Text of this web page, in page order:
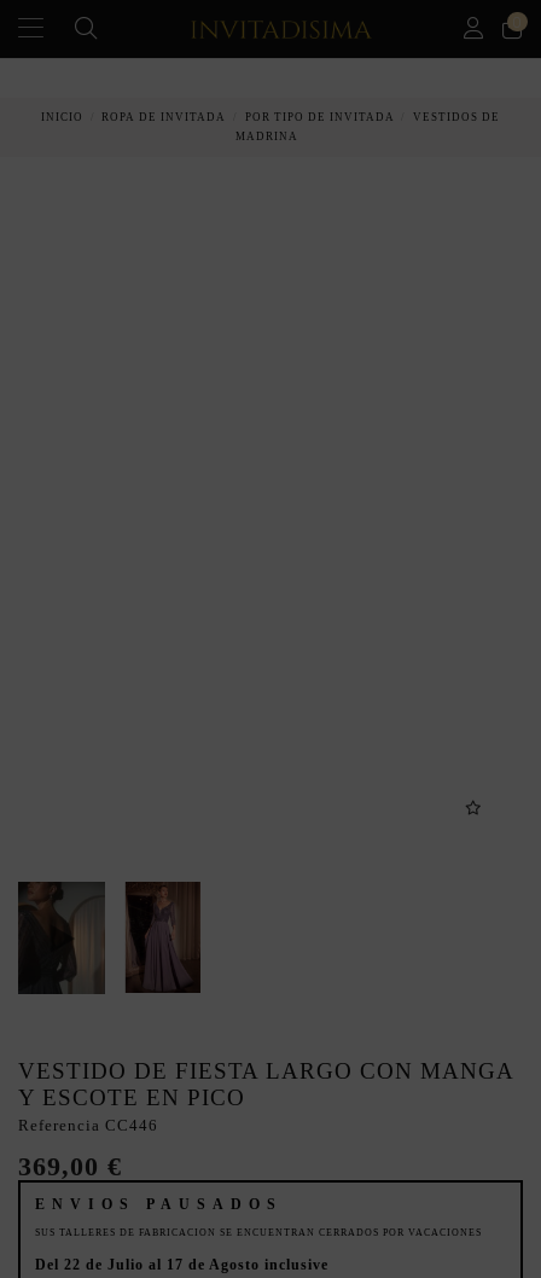
INICIO ROPA DE INVITADA POR TIPO DE INVITADA
VESTIDOS DE
MADRINA
VESTIDO DE FIESTA LARGO CON MANGA
Y ESCOTE EN PICO
Referencia CC446
369,00 €
ENVIOS PAUSADOS
SUS TALLERES DE FABRICACION SE ENCUENTRAN CERRADOS POR VACACIONES
Del 22 de Julio al 17 de Agosto inclusive